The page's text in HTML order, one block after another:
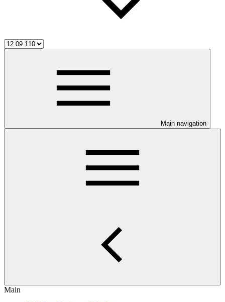
Main navigation
Main